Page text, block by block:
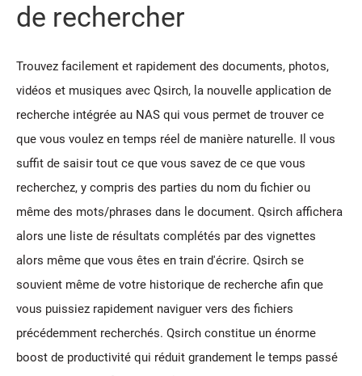
de rechercher
Trouvez facilement et rapidement des documents, photos,
vidéos et musiques avec Qsirch, la nouvelle application de
recherche intégrée au NAS qui vous permet de trouver ce
que vous voulez en temps réel de manière naturelle. Il vous
suffit de saisir tout ce que vous savez de ce que vous
recherchez, y compris des parties du nom du fichier ou
même des mots/phrases dans le document. Qsirch affichera
alors une liste de résultats complétés par des vignettes
alors même que vous êtes en train d'écrire. Qsirch se
souvient même de votre historique de recherche afin que
vous puissiez rapidement naviguer vers des fichiers
précédemment recherchés. Qsirch constitue un énorme
boost de productivité qui réduit grandement le temps passé